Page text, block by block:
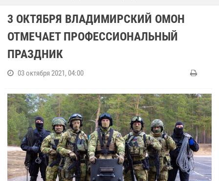
3 ОКТЯБРЯ ВЛАДИМИРСКИЙ ОМОН
ОТМЕЧАЕТ ПРОФЕССИОНАЛЬНЫЙ
ПРАЗДНИК
03 октября 2021, 04:00